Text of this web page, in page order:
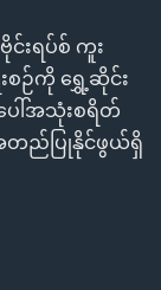
းရပ်စ် ကူး
စဉ်ကို ရွှေ့ဆိုင်း
ေါ်အသုံးစရိတ်
တည်ပြုနိုင်ဖွယ်ရှိ